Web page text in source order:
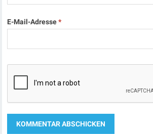
E-Mail-Adresse*